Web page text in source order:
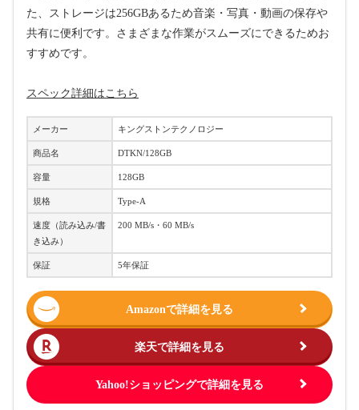
た、ストレージは256GBあるため音楽・写真・動画の保存や
共有に便利です。さまざまな作業がスムーズにできるためお
すすめです。
スペック詳細はこちら
メーカー キングストンテクノロジー
商品名 DTKN/128GB
容量 128GB
規格 Type-A
速度（読み込み/書
き込み）
200 MB/s・60 MB/s
保証 5年保証
Amazonで詳細を見る
楽天で詳細を見る
Yahoo!ショッピングで詳細を見る